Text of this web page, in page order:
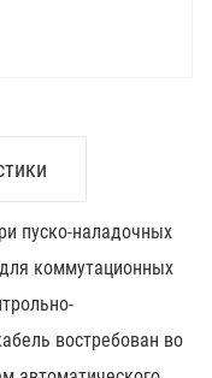
пуско-наладочных
коммутационных
востребован во